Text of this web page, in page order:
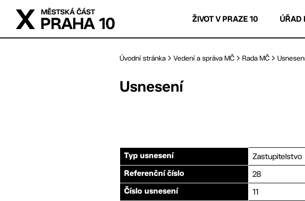
Přejít na hlavní obsah
ŽIVOT V PRAZE 10 ÚŘAD
Úvodní stránka Vedení a správa MČ Rada MČ
Usnesení
Typ usnesení Zastupitelstvo
Referenční číslo 28
Číslo usnesení 11